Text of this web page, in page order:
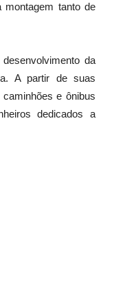
montagem tanto de
da
A partir de suas
e ônibus
dedicados a